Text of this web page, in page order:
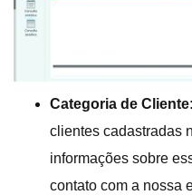
Categoria de Cliente:
clientes cadastradas
informações sobre
contato com a nossa